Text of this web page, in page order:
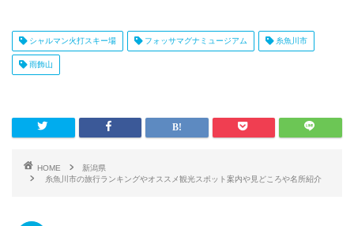
シャルマン火打スキー場 フォッサマグナミュージアム 糸魚川市
雨飾山
HOME
新潟県
糸魚川市の旅行ランキングやオススメ観光スポット案内や見どころや名所紹介